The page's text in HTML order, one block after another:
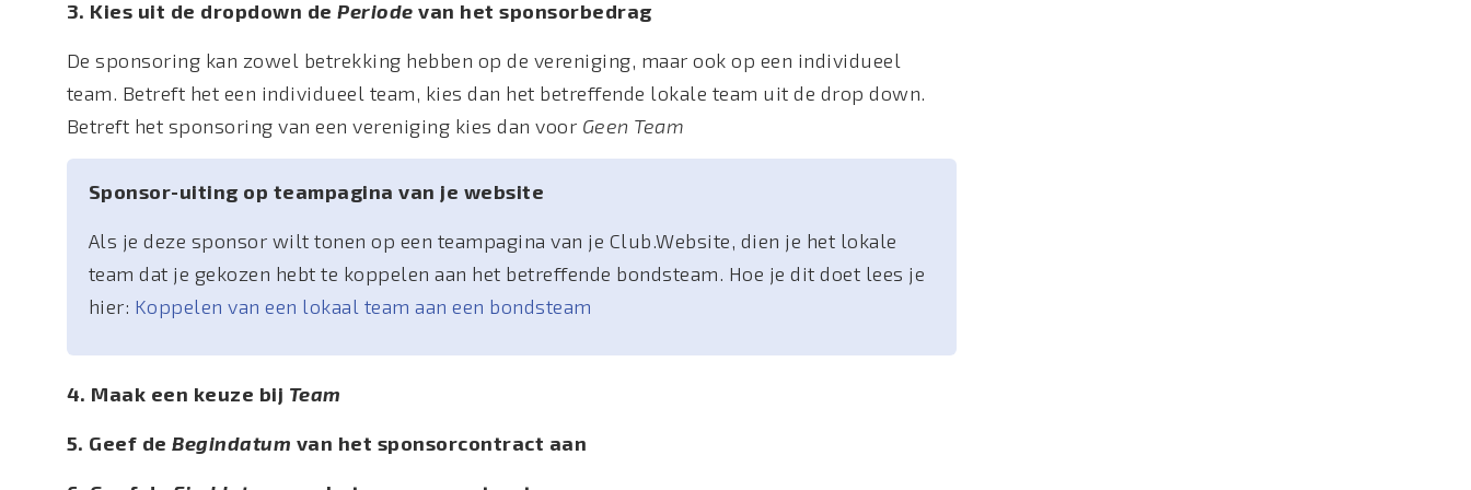
3. Kies uit de dropdown dePeriode van het sponsorbedrag
De sponsoring kan zowel betrekking hebben op de vereniging, maar ook op een individueel
team. Betreft het een individueel team, kies dan het betreffende lokale team uit de drop down.
Betreft het sponsoring van een vereniging kies dan voor Geen Team
Sponsor-uiting op teampagina van je website
Als je deze sponsor wilt tonen op een teampagina van je Club.Website, dien je het lokale
team dat je gekozen hebt te koppelen aan het betreffende bondsteam. Hoe je dit doet lees je
hier: Koppelen van een lokaal team aan een bondsteam
4. Maak een keuze bij Team
5. Geef deBegindatum van het sponsorcontract aan